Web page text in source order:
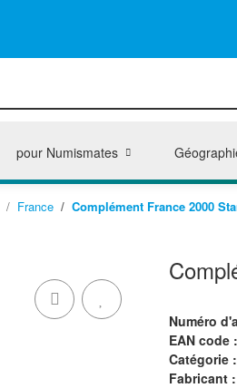
pour Numismates
France Complément France 2000
Numéro
EAN code :
Catégorie :
Fabricant :